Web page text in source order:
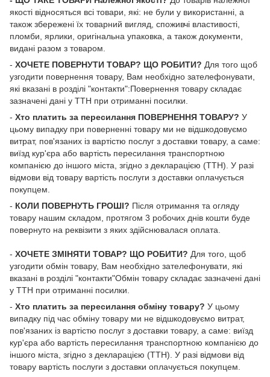
якості відносяться всі товари, які: не були у використанні, а
також збережені їх товарний вигляд, споживчі властивості,
пломби, ярлики, оригінальна упаковка, а також документи,
видані разом з товаром.
- ХОЧЕТЕ ПОВЕРНУТИ ТОВАР? ЩО РОБИТИ? Для того щоб
узгодити повернення товару, Вам необхідно зателефонувати,
які вказані в розділі "контакти":Повернення товару складає
зазначені дані у ТТН при отриманні посилки.
- Хто платить за пересилання ПОВЕРНЕННЯ ТОВАРУ? У
цьому випадку при поверненні товару ми не відшкодовуємо
витрат, пов'язаних із вартістю послуг з доставки товару, а саме:
виїзд кур'єра або вартість пересилання транспортною
компанією до іншого міста, згідно з декларацією (ТТН). У разі
відмови від товару вартість послуги з доставки оплачується
покупцем.
- КОЛИ ПОВЕРНУТЬ ГРОШІ? Після отримання та огляду
товару нашим складом, протягом 3 робочих днів кошти буде
повернуто на реквізити з яких здійснювалася оплата.
- ХОЧЕТЕ ЗМІНЯТИ ТОВАР? ЩО РОБИТИ? Для того, щоб
узгодити обмін товару, Вам необхідно зателефонувати, які
вказані в розділі "контакти"Обмін товару складає зазначені дані
у ТТН при отриманні посилки.
- Хто платить за пересилання обміну товару? У цьому
випадку під час обміну товару ми не відшкодовуємо витрат,
пов'язаних із вартістю послуг з доставки товару, а саме: виїзд
кур'єра або вартість пересилання транспортною компанією до
іншого міста, згідно з декларацією (ТТН). У разі відмови від
товару вартість послуги з доставки оплачується покупцем.